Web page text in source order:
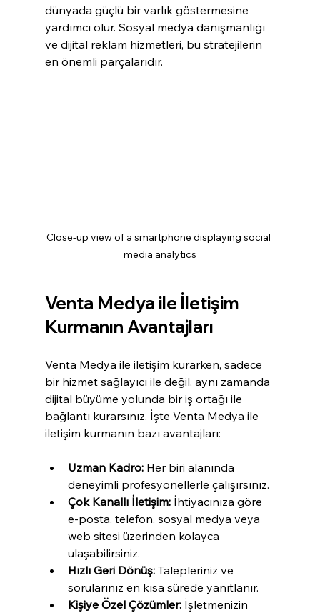
dünyada güçlü bir varlık göstermesine
yardımcı olur. Sosyal medya danışmanlığı
ve dijital reklam hizmetleri, bu stratejilerin
en önemli parçalarıdır.
Close-up view of a smartphone displaying social
media analytics
Venta Medya ile İletişim
Kurmanın Avantajları
Venta Medya ile iletişim kurarken, sadece
bir hizmet sağlayıcı ile değil, aynı zamanda
dijital büyüme yolunda bir iş ortağı ile
bağlantı kurarsınız. İşte Venta Medya ile
iletişim kurmanın bazı avantajları:
Uzman Kadro: Her biri alanında
deneyimli profesyonellerle çalışırsınız.
Çok Kanallı İletişim: İhtiyacınıza göre
e-posta, telefon, sosyal medya veya
web sitesi üzerinden kolayca
ulaşabilirsiniz.
Hızlı Geri Dönüş: Talepleriniz ve
sorularınız en kısa sürede yanıtlanır.
Kişiye Özel Çözümler: İşletmenizin